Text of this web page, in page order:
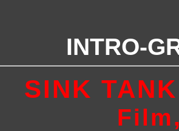
INTRO-
SINK TANK